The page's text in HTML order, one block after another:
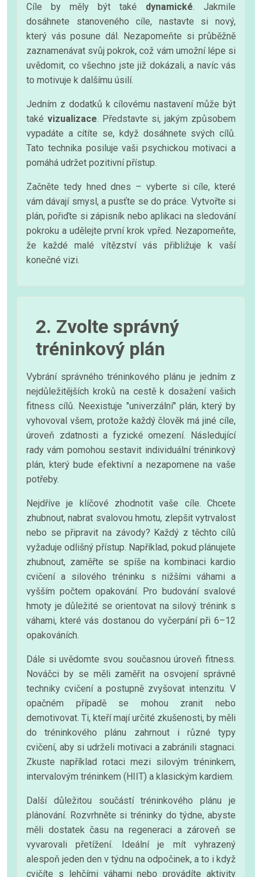
Cíle by měly být také dynamické. Jakmile
dosáhnete stanoveného cíle, nastavte si nový,
který vás posune dál. Nezapomeňte si průběžně
zaznamenávat svůj pokrok, což vám umožní lépe si
uvědomit, co všechno jste již dokázali, a navíc vás
to motivuje k dalšímu úsilí.
Jedním z dodatků k cílovému nastavení může být
také vizualizace. Představte si, jakým způsobem
vypadáte a cítíte se, když dosáhnete svých cílů.
Tato technika posiluje vaši psychickou motivaci a
pomáhá udržet pozitivní přístup.
Začněte tedy hned dnes – vyberte si cíle, které
vám dávají smysl, a pusťte se do práce. Vytvořte si
plán, pořiďte si zápisník nebo aplikaci na sledování
pokroku a udělejte první krok vpřed. Nezapomeňte,
že každé malé vítězství vás přibližuje k vaší
konečné vizi.
2. Zvolte správný
tréninkový plán
Vybrání správného tréninkového plánu je jedním z
nejdůležitějších kroků na cestě k dosažení vašich
fitness cílů. Neexistuje "univerzální" plán, který by
vyhovoval všem, protože každý člověk má jiné cíle,
úroveň zdatnosti a fyzické omezení. Následující
rady vám pomohou sestavit individuální tréninkový
plán, který bude efektivní a nezapomene na vaše
potřeby.
Nejdříve je klíčové zhodnotit vaše cíle. Chcete
zhubnout, nabrat svalovou hmotu, zlepšit vytrvalost
nebo se připravit na závody? Každý z těchto cílů
vyžaduje odlišný přístup. Například, pokud plánujete
zhubnout, zaměřte se spíše na kombinaci kardio
cvičení a silového tréninku s nižšími váhami a
vyšším počtem opakování. Pro budování svalové
hmoty je důležité se orientovat na silový trénink s
váhami, které vás dostanou do vyčerpání při 6–12
opakováních.
Dále si uvědomte svou současnou úroveň fitness.
Nováčci by se měli zaměřit na osvojení správné
techniky cvičení a postupně zvyšovat intenzitu. V
opačném případě se mohou zranit nebo
demotivovat. Ti, kteří mají určité zkušenosti, by měli
do tréninkového plánu zahrnout i různé typy
cvičení, aby si udrželi motivaci a zabránili stagnaci.
Zkuste například rotaci mezi silovým tréninkem,
intervalovým tréninkem (HIIT) a klasickým kardiem.
Další důležitou součástí tréninkového plánu je
plánování. Rozvrhněte si tréninky do týdne, abyste
měli dostatek času na regeneraci a zároveň se
vyvarovali přetížení. Ideální je mít vyhrazený
alespoň jeden den v týdnu na odpočinek, a to i když
cvičíte s lehčími váhami nebo provádíte aktivity